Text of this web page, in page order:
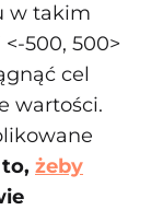
w takim
500, 500>
cel
wartości.
żeby